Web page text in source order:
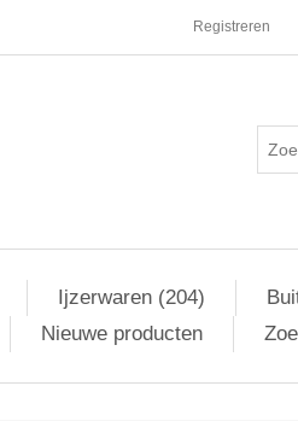
Registreren
Ijzerwaren (204)
Nieuwe producten